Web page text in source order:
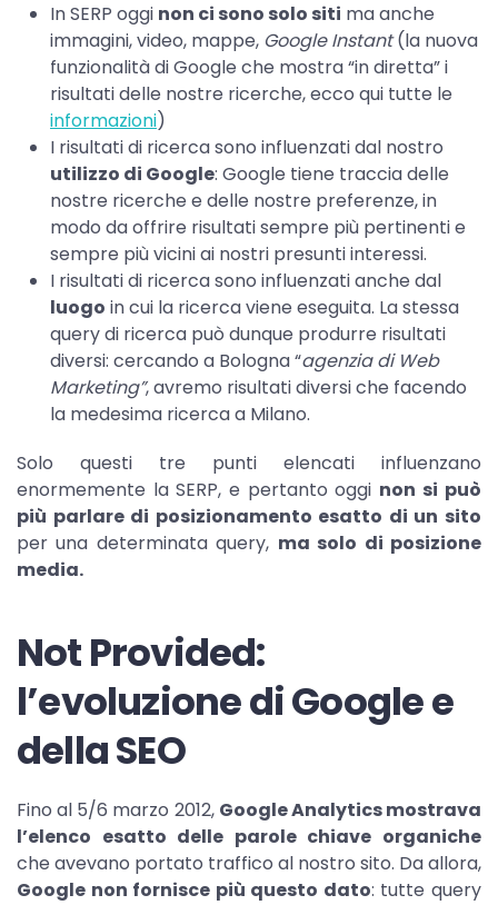
In SERP oggi non ci sono solo siti ma anche
immagini, video, mappe, Google Instant(la nuova
funzionalità di Google che mostra “in diretta” i
risultati delle nostre ricerche, ecco qui tutte le
informazioni)
I risultati di ricerca sono influenzati dal nostro
utilizzo di Google: Google tiene traccia delle
nostre ricerche e delle nostre preferenze, in
modo da offrire risultati sempre più pertinenti e
sempre più vicini ai nostri presunti interessi.
I risultati di ricerca sono influenzati anche dal
luogo in cui la ricerca viene eseguita. La stessa
query di ricerca può dunque produrre risultati
diversi: cercando a Bologna “agenzia di Web
Marketing”, avremo risultati diversi che facendo
la medesima ricerca a Milano.
Solo questi tre punti elencati influenzano
enormemente la SERP, e pertanto oggi non si può
più parlare di posizionamento esatto di un sito
per una determinata query, ma solo di posizione
media.
Not Provided:
l’evoluzione di Google e
della SEO
Fino al 5/6 marzo 2012, Google Analytics mostrava
l’elenco esatto delle parole chiave organiche
che avevano portato traffico al nostro sito. Da allora,
Google non fornisce più questo dato: tutte query